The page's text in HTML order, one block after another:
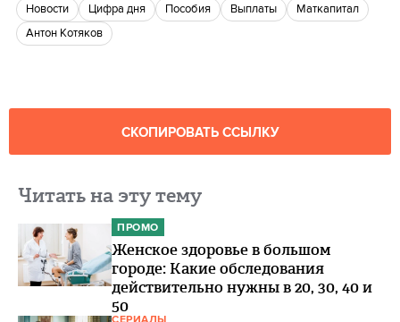
новости цифра дня пособия Выплаты
маткапитал
Антон Котяков
СКОПИРОВАТЬ ССЫЛКУ
Читать на эту тему
ПРОМО
Женское здоровье в большом
городе: Какие обследования
действительно нужны в 20, 30, 40 и
50